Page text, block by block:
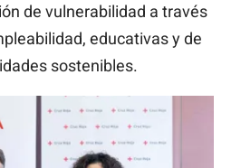
de vulnerabilidad a través
educativas y de
sostenibles.